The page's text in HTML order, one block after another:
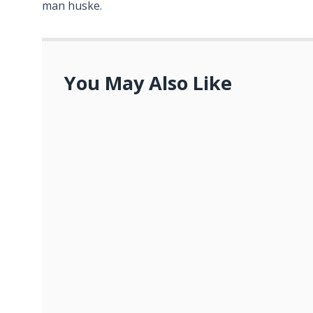
man huske.
You May Also Like